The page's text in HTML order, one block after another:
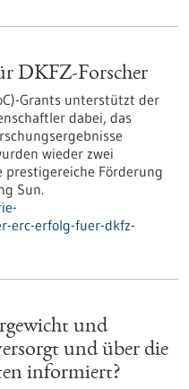
DKFZ-Forscher
Grants unterstützt der
dabei, das
wieder zwei
prestigereiche Förderung
Sun.
erc-erfolg-fuer-dkfz-
und
und über die
informiert?